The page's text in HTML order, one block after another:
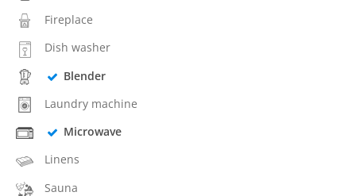
Fireplace
Dish washer
Blender
Laundry machine
Microwave
Linens
Sauna